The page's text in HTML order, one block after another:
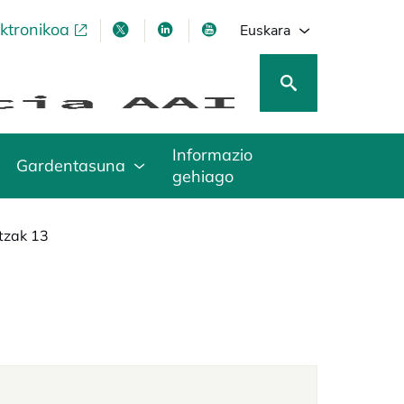
opens in a new tabopens in a new tab
opens in a new tab
opens in a new tab
Euskara
Gardentasuna
Informazio
gehiago
13